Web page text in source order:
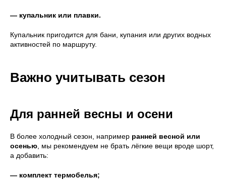
— купальник или плавки.
Купальник пригодится для бани, купания или других водных
активностей по маршруту.
Важно учитывать сезон
Для ранней весны и осени
В более холодный сезон, например ранней весной или
осенью , мы рекомендуем не брать лёгкие вещи вроде шорт,
а добавить:
— комплект термобелья;